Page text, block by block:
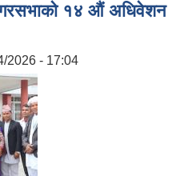
१४ औं अधिवेशन
2026 - 17:04